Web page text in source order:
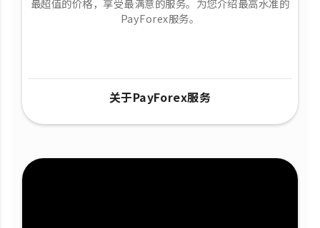
最超值的价格，享受最满意的服务。为您介绍最高水准的
PayForex服务。
关于PayForex服务